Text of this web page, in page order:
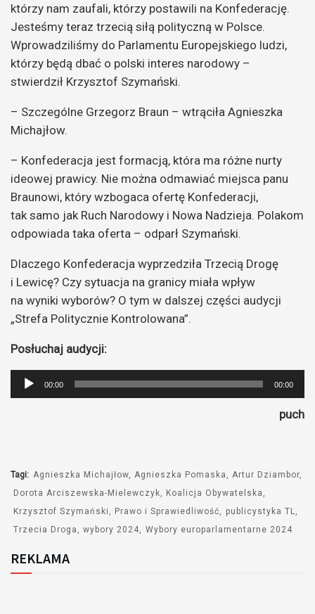
którzy nam zaufali, którzy postawili na Konfederację.
Jesteśmy teraz trzecią siłą polityczną w Polsce.
Wprowadziliśmy do Parlamentu Europejskiego ludzi,
którzy będą dbać o polski interes narodowy –
stwierdził Krzysztof Szymański.
– Szczególne Grzegorz Braun – wtrąciła Agnieszka
Michajłow.
– Konfederacja jest formacją, która ma różne nurty
ideowej prawicy. Nie można odmawiać miejsca panu
Braunowi, który wzbogaca ofertę Konfederacji,
tak samo jak Ruch Narodowy i Nowa Nadzieja. Polakom
odpowiada taka oferta – odparł Szymański.
Dlaczego Konfederacja wyprzedziła Trzecią Drogę
i Lewicę? Czy sytuacja na granicy miała wpływ
na wyniki wyborów? O tym w dalszej części audycji
„Strefa Politycznie Kontrolowana”.
Posłuchaj audycji:
Odtwarzacz
plików
00:00 00:00
puch
Tagi: Agnieszka Michajłow Agnieszka Pomaska
Artur Dziambor
Dorota Arciszewska-Mielewczyk
Koalicja Obywatelska
Krzysztof Szymański
Prawo i Sprawiedliwość
publicystyka TL
Trzecia Droga
wybory 2024 Wybory europarlamentarne 2024
REKLAMA